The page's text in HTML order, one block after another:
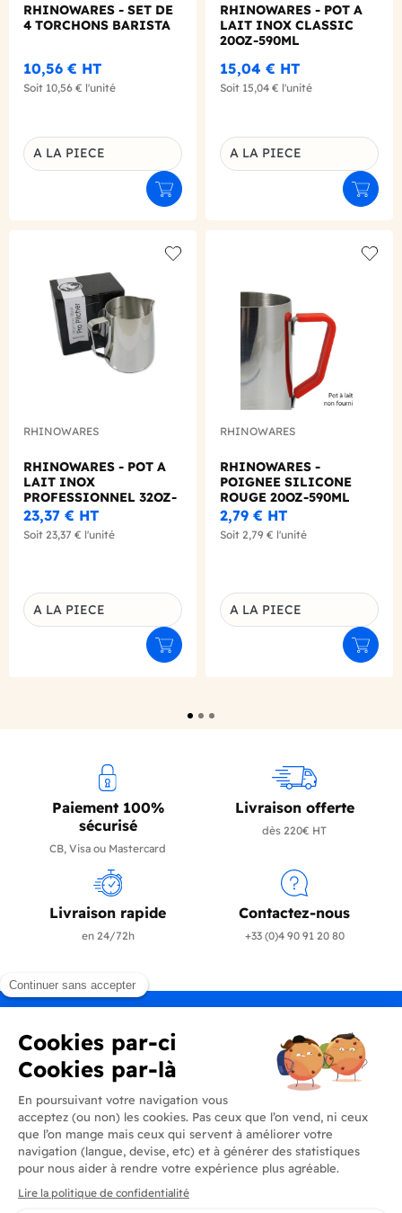
RHINOWARES - SET DE
4 TORCHONS BARISTA
10,56 € HT
Soit 10,56 € l'unité
Déclinaison du produit
A LA PIECE
Ajouter au panier
RHINOWARES - POT A
LAIT INOX CLASSIC
20OZ-590ML
15,04 € HT
Soit 15,04 € l'unité
Déclinaison du produit
A LA PIECE
RHINOWARES
RHINOWARES - POT A
LAIT INOX
PROFESSIONNEL 32OZ-
910ML
23,37 € HT
Soit 23,37 € l'unité
Déclinaison du produit
A LA PIECE
Ajouter au panier
RHINOWARES
RHINOWARES -
POIGNEE SILICONE
ROUGE 20OZ-590ML
POT A LAIT
2,79 € HT
Soit 2,79 € l'unité
Déclinaison du produit
A LA PIECE
Paiement 100%
sécurisé
CB, Visa ou Mastercard
Livraison offerte
dès 220€ HT
Livraison rapide
en 24/72h
Contactez-nous
+33 (0)4 90 91 20 80